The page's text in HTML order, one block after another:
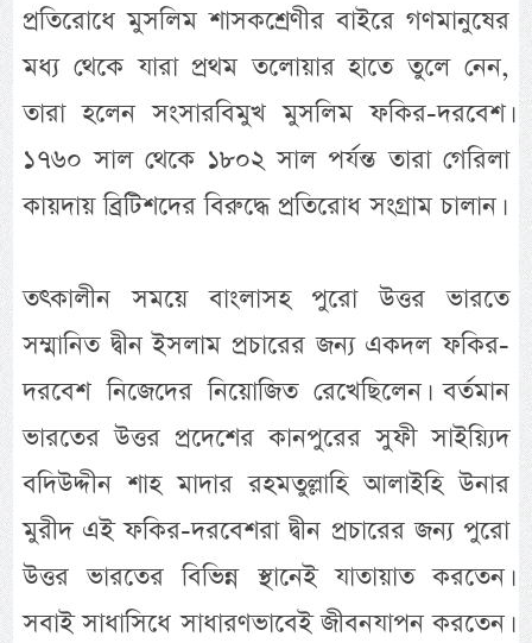
প্রতিরোধে মুসলিম শাসকশ্রেণীর বাইরে গণমানুষের
মধ্য থেকে যারা প্রথম তলোয়ার হাতে তুলে নেন,
তারা হলেন সংসারবিমুখ মুসলিম ফকির-দরবেশ।
১৭৬০ সাল থেকে ১৮০২ সাল পর্যন্ত তারা গেরিলা
কায়দায় ব্রিটিশদের বিরুদ্ধে প্রতিরোধ সংগ্রাম চালান।
তৎকালীন সময়ে বাংলাসহ পুরো উত্তর ভারতে
সম্মানিত দ্বীন ইসলাম প্রচারের জন্য একদল ফকির-
দরবেশ নিজেদের নিয়োজিত রেখেছিলেন। বর্তমান
ভারতের উত্তর প্রদেশের কানপুরের সুফী সাইয়্যিদ
বদিউদ্দীন শাহ মাদার রহমতুল্লাহি আলাইহি উনার
মুরীদ এই ফকির-দরবেশরা দ্বীন প্রচারের জন্য পুরো
উত্তর ভারতের বিভিন্ন স্থানেই যাতায়াত করতেন।
সবাই সাধাসিধে সাধারণভাবেই জীবনযাপন করতেন।